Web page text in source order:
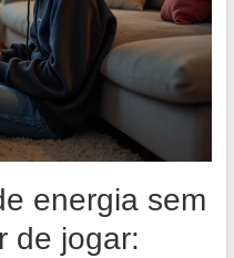
energia sem
de jogar: